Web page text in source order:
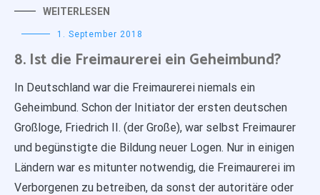
WEITERLESEN
1. September 2018
8. Ist die Freimaurerei ein Geheimbund?
In Deutschland war die Freimaurerei niemals ein
Geheimbund. Schon der Initiator der ersten deutschen
Großloge, Friedrich II. (der Große), war selbst Freimaurer
und begünstigte die Bildung neuer Logen. Nur in einigen
Ländern war es mitunter notwendig, die Freimaurerei im
Verborgenen zu betreiben, da sonst der autoritäre oder